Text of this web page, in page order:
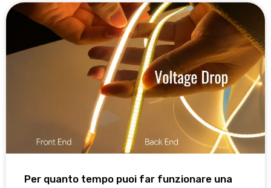
Per quanto tempo puoi far funzionare una